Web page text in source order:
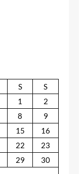
S
S
1
2
8
9
15
16
22
23
29
30